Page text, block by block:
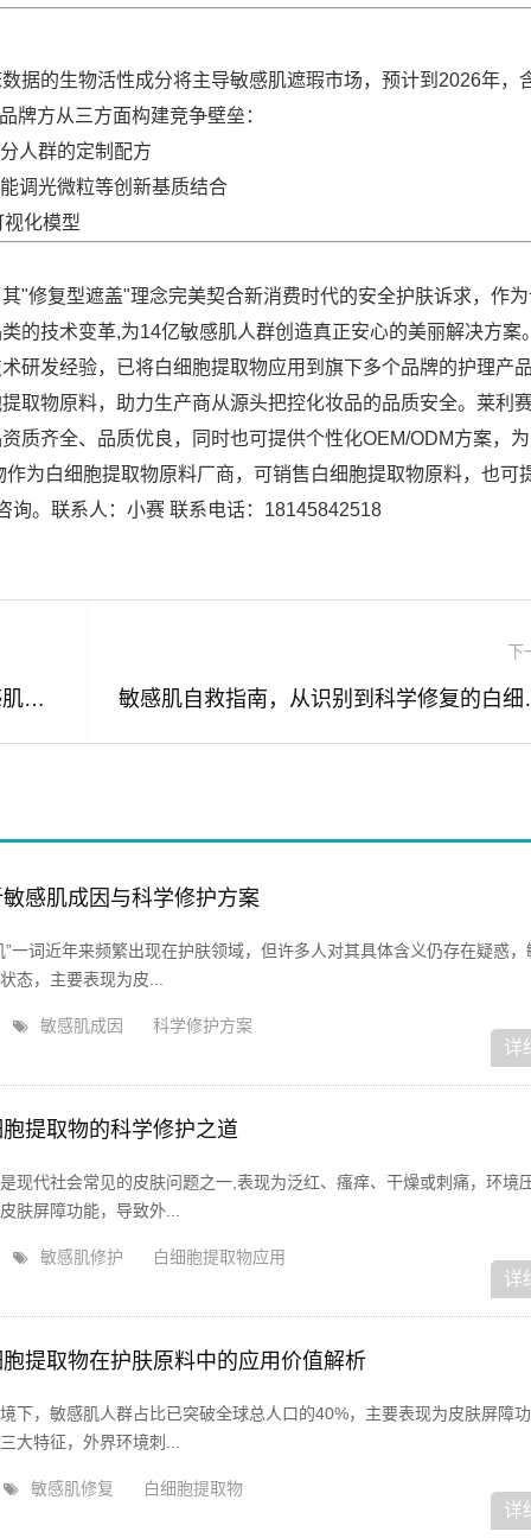
据的生物活性成分将主导敏感肌遮瑕市场，预计到2026年，
牌方从三方面构建竞争壁垒：
人群的定制配方
调光微粒等创新基质结合
化模型
"修复型遮盖"理念完美契合新消费时代的安全护肤诉求，作
的技术变革,为14亿敏感肌人群创造真正安心的美丽解决方案
研发经验，已将白细胞提取物应用到旗下多个品牌的护理产
取物原料，助力生产商从源头把控化妆品的品质安全。莱利
质齐全、品质优良，同时也可提供个性化OEM/ODM方案，
为白细胞提取物原料厂商，可销售白细胞提取物原料，也可
询。联系人：小赛 联系电话：18145842518
白细胞提取物，赋能健康水润，守护敏感肌的天然之源
下
敏感肌自
感肌成因与科学修护方案
一词近年来频繁出现在护肤领域，但许多人对其具体含义仍存在疑惑
态，主要表现为皮...
敏感肌成因 科学修护方案
详
提取物的科学修护之道
现代社会常见的皮肤问题之一,表现为泛红、瘙痒、干燥或刺痛，环境
肤屏障功能，导致外...
敏感肌修护 白细胞提取物应用
详
提取物在护肤原料中的应用价值解析
下，敏感肌人群占比已突破全球总人口的40%，主要表现为皮肤屏障
大特征，外界环境刺...
敏感肌修复 白细胞提取物
详